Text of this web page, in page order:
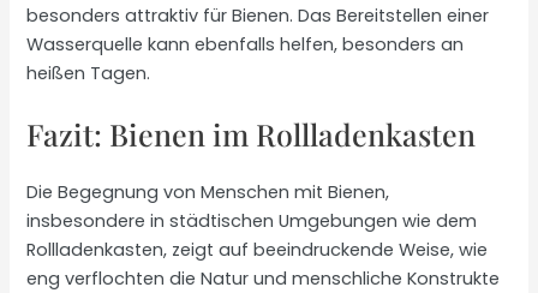
besonders attraktiv für Bienen. Das Bereitstellen einer
Wasserquelle kann ebenfalls helfen, besonders an
heißen Tagen.
Fazit: Bienen im Rollladenkasten
Die Begegnung von Menschen mit Bienen,
insbesondere in städtischen Umgebungen wie dem
Rollladenkasten, zeigt auf beeindruckende Weise, wie
eng verflochten die Natur und menschliche Konstrukte